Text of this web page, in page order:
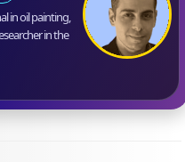
in oil painting,
in the